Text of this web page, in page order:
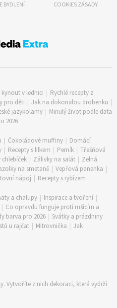
BYDLENÍ
COOKIES ZÁSADY
v lednici | Rychlé recepty z
pro děti | Jak na dokonalou drobenku |
jazykolamy | Minulý život podle data
2026
| Čokoládové muffiny | Domácí
| Recepty s lilkem | Perník | Třešňová
chlebíček | Zálivky na salát | Zelná
na smetaně | Vepřová panenka |
nápoj | Recepty s rybízem
a chalupy | Inspirace a tvoření |
| Co opravdu funguje proti mšicím a
barva pro 2026 | Svátky a prázdniny
u rajčat | Mitrovnička | Jak
Vytvoříte z nich dekoraci, která vydrží